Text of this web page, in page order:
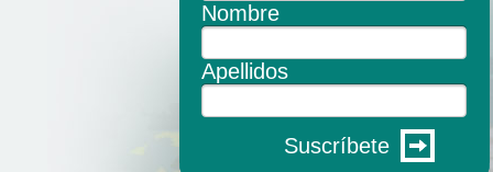
Nombre
Apellidos
Suscríbete